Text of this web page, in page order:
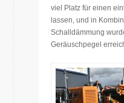
viel Platz für einen
lassen, und in
Schalldämmung
Geräuschpegel